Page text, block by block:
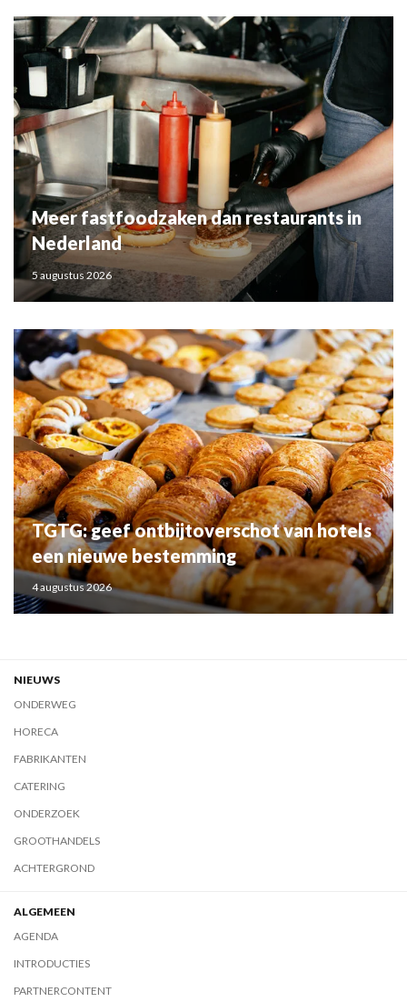
Meer fastfoodzaken dan restaurants in
Nederland
5 augustus 2026
TGTG: geef ontbijtoverschot van hotels
een nieuwe bestemming
4 augustus 2026
NIEUWS
ONDERWEG
HORECA
FABRIKANTEN
CATERING
ONDERZOEK
GROOTHANDELS
ACHTERGROND
ALGEMEEN
AGENDA
INTRODUCTIES
PARTNERCONTENT